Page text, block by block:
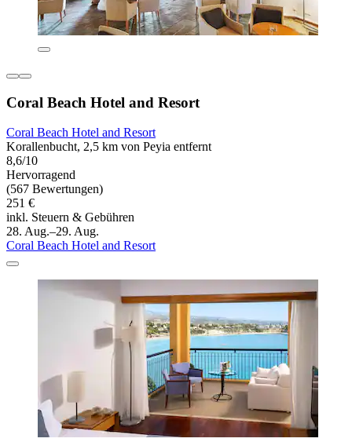
Coral Beach Hotel and Resort
Coral Beach Hotel and Resort
Korallenbucht, 2,5 km von Peyia entfernt
8,6/10
Hervorragend
(567 Bewertungen)
251 €
inkl. Steuern & Gebühren
28. Aug.–29. Aug.
Coral Beach Hotel and Resort